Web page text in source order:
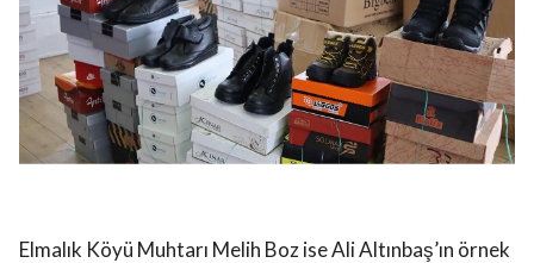
Elmalık Köyü Muhtarı Melih Boz ise Ali Altınbaş’ın örnek